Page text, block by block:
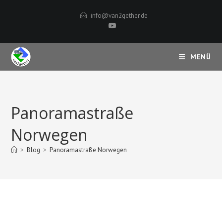
info@van2gether.de
MENÜ
Panoramastraße
Norwegen
> Blog > Panoramastraße Norwegen